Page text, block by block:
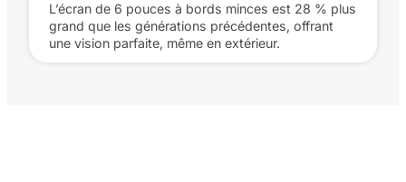
L’écran de 6 pouces à bords minces est 28 % plus
grand que les générations précédentes, offrant
une vision parfaite, même en extérieur.